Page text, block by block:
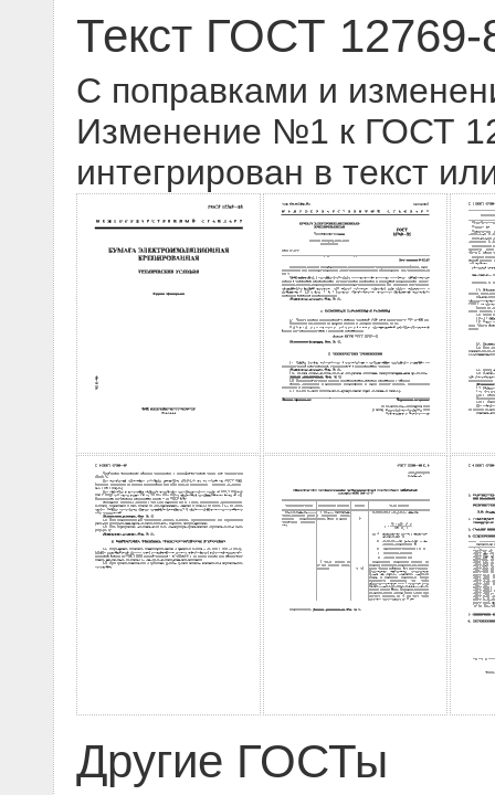
Текст ГОСТ 12769-
С поправками и
Изменение №1 к ГОСТ
интегрирован в текст
Другие ГОСТы